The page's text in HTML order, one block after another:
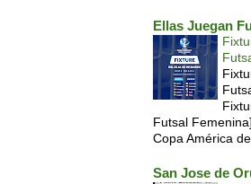
Ellas Juegan
Futsal
Copa América de
San Jose de